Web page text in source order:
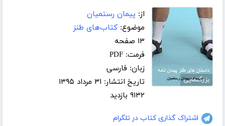
بزرگنمایی
از: پیمان رستمیان
موضوع: کتاب‌های طنز
۱۳ صفحه
فرمت: PDF
زبان: فارسی
تاریخ انتشار: ۳۱ مرداد ۱۳۹۵
۹۱۳۲ بازدید
اشتراک گذاری کتاب در تلگرام